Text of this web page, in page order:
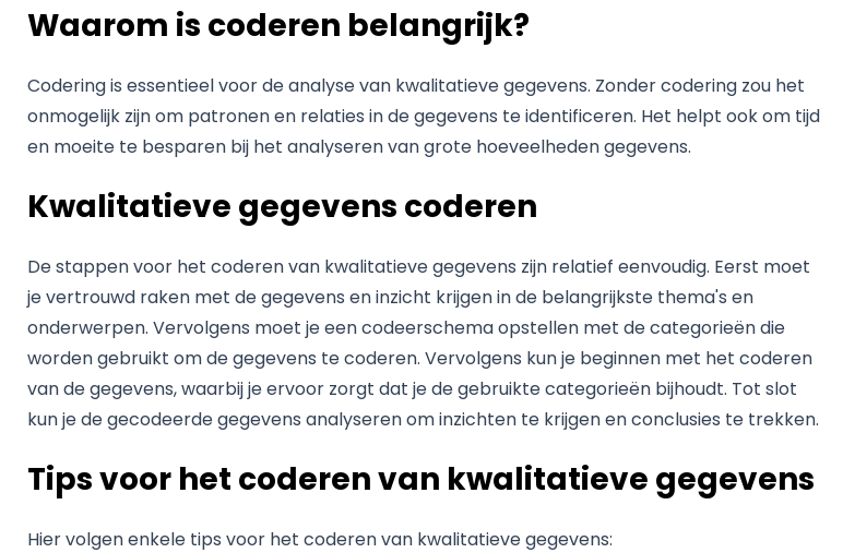
Waarom is coderen belangrijk?
Codering is essentieel voor de analyse van kwalitatieve gegevens. Zonder codering zou het
onmogelijk zijn om patronen en relaties in de gegevens te identificeren. Het helpt ook om tijd
en moeite te besparen bij het analyseren van grote hoeveelheden gegevens.
Kwalitatieve gegevens coderen
De stappen voor het coderen van kwalitatieve gegevens zijn relatief eenvoudig. Eerst moet
je vertrouwd raken met de gegevens en inzicht krijgen in de belangrijkste thema's en
onderwerpen. Vervolgens moet je een codeerschema opstellen met de categorieën die
worden gebruikt om de gegevens te coderen. Vervolgens kun je beginnen met het coderen
van de gegevens, waarbij je ervoor zorgt dat je de gebruikte categorieën bijhoudt. Tot slot
kun je de gecodeerde gegevens analyseren om inzichten te krijgen en conclusies te trekken.
Tips voor het coderen van kwalitatieve gegevens
Hier volgen enkele tips voor het coderen van kwalitatieve gegevens: